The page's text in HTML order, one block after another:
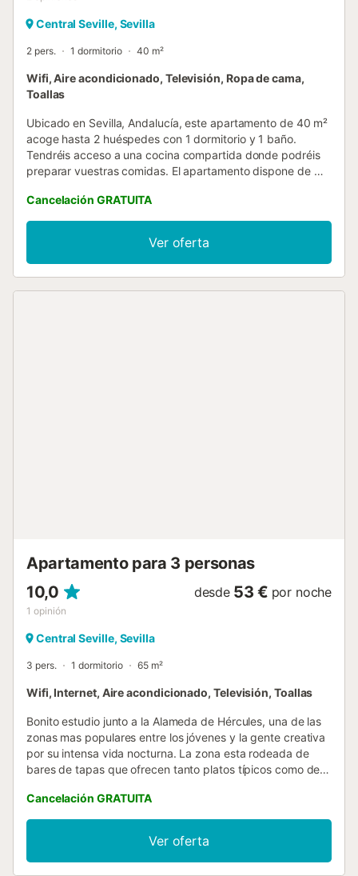
Central Seville, Sevilla
2 pers. 1 dormitorio 40 m²
Wifi, Aire acondicionado, Televisión, Ropa de cama,
Toallas
Ubicado en Sevilla, Andalucía, este apartamento de 40 m²
acoge hasta 2 huéspedes con 1 dormitorio y 1 baño.
Tendréis acceso a una cocina compartida donde podréis
preparar vuestras comidas. El apartamento dispone de Wi-
comodidad y entretenimiento. Salid al patio privado para
relajaros y descansar tras explorar la vibrante ciudad de
Sevilla. No se permiten eventos en la propiedad....
Cancelación GRATUITA
Ver oferta
Apartamento para 3 personas
10,0
1 opinión
desde 53 € por noche
Central Seville, Sevilla
3 pers. 1 dormitorio 65 m²
Wifi, Internet, Aire acondicionado, Televisión, Toallas
Bonito estudio junto a la Alameda de Hércules, una de las
zonas mas populares entre los jóvenes y la gente creativa
por su intensa vida nocturna. La zona esta rodeada de
bares de tapas que ofrecen tanto platos típicos como de
de micro abierto, además de discotecas y bares, lo que
hacen atractiva la vida nocturna de la zona. El
apartamento es un amplio estudio que consta de cama de
matrimonio, baño, cocina estilo americana totalmente
equipada y salón de estar integrado con sofá y TV, ideal
Cancelación GRATUITA
Ver oferta